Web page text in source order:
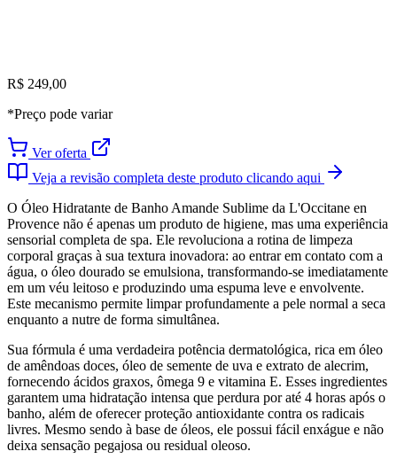
R$ 249,00
*Preço pode variar
Ver oferta
Veja a revisão completa deste produto clicando aqui
O Óleo Hidratante de Banho Amande Sublime da L'Occitane en
Provence não é apenas um produto de higiene, mas uma experiência
sensorial completa de spa. Ele revoluciona a rotina de limpeza
corporal graças à sua textura inovadora: ao entrar em contato com a
água, o óleo dourado se emulsiona, transformando-se imediatamente
em um véu leitoso e produzindo uma espuma leve e envolvente.
Este mecanismo permite limpar profundamente a pele normal a seca
enquanto a nutre de forma simultânea.
Sua fórmula é uma verdadeira potência dermatológica, rica em óleo
de amêndoas doces, óleo de semente de uva e extrato de alecrim,
fornecendo ácidos graxos, ômega 9 e vitamina E. Esses ingredientes
garantem uma hidratação intensa que perdura por até 4 horas após o
banho, além de oferecer proteção antioxidante contra os radicais
livres. Mesmo sendo à base de óleos, ele possui fácil enxágue e não
deixa sensação pegajosa ou residual oleoso.